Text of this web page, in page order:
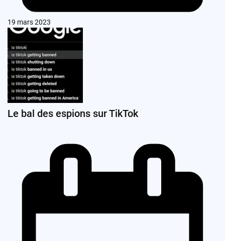
19 mars 2023
Le bal des espions sur TikTok